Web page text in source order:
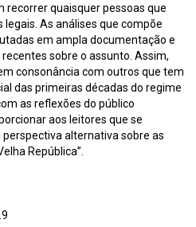
recorrer quaisquer pessoas que
As análises que compõe
em ampla documentação e
sobre o assunto. Assim,
consonância com outros que tem
das primeiras décadas do regime
as reflexões do público
aos leitores que se
alternativa sobre as
República”.